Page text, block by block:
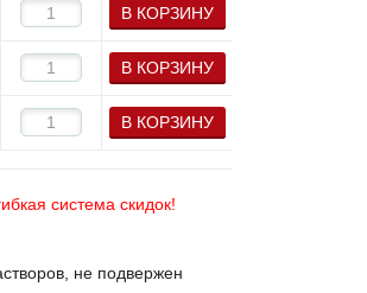
В КОРЗИНУ
В КОРЗИНУ
В КОРЗИНУ
система скидок!
не подвержен